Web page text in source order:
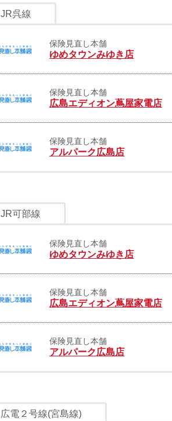
JR呉線
保険見直し本舗
ゆめタウンみゆき店
保険見直し本舗
広島エディオン蔦屋家電店
保険見直し本舗
アルパーク広島店
JR可部線
保険見直し本舗
ゆめタウンみゆき店
保険見直し本舗
広島エディオン蔦屋家電店
保険見直し本舗
アルパーク広島店
広電２号線(宮島線)